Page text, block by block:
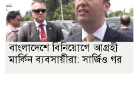
বাংলাদেশে বিনিয়োগে আগ্রহী
মার্কিন ব্যবসায়ীরা: সার্জিও গর